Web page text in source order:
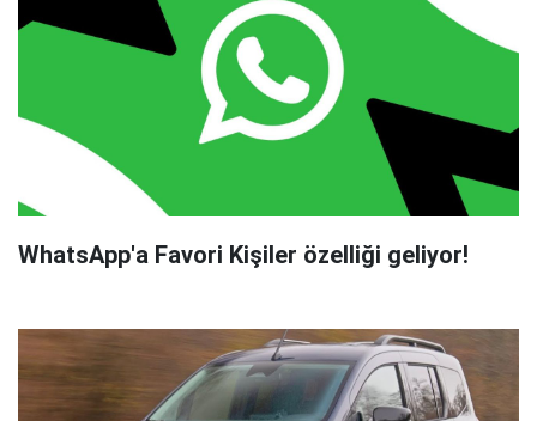
WhatsApp'a Favori Kişiler özelliği geliyor!